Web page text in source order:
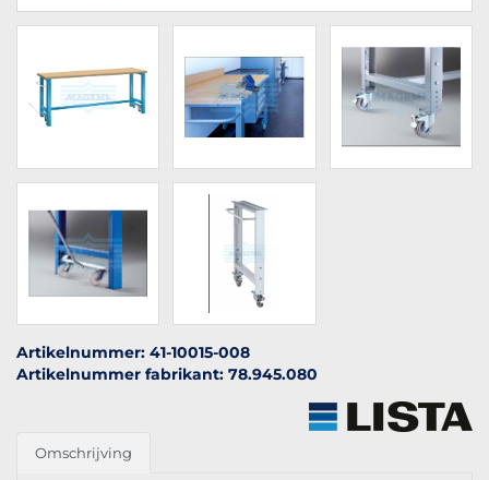
Artikelnummer: 41-10015-008
Artikelnummer fabrikant: 78.945.080
Omschrijving